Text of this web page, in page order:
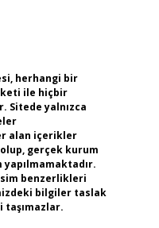
herhangi bir
ile hiçbir
Sitede yalnızca
alan içerikler
gerçek kurum
yapılmamaktadır.
benzerlikleri
bilgiler taslak